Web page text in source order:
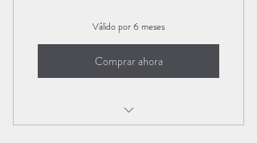
Válido por 6 meses
Comprar ahora